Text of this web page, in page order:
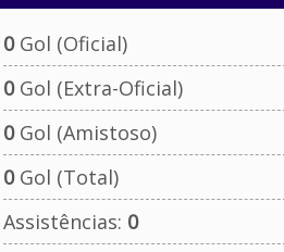
0Gol (Oficial)
0Gol (Extra-Oficial)
0Gol (Amistoso)
0Gol (Total)
Assistências: 0